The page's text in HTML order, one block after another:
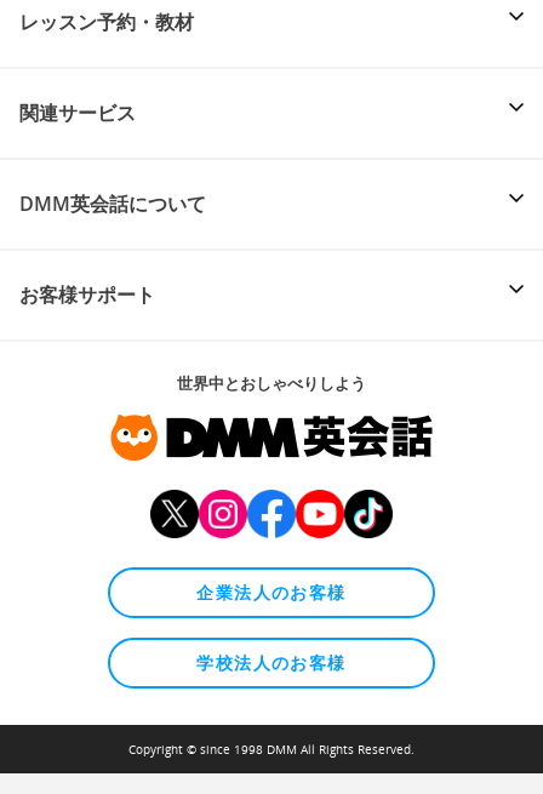
レッスン予約・教材
関連サービス
DMM英会話について
お客様サポート
世界中とおしゃべりしよう
企業法人のお客様
学校法人のお客様
Copyright © since 1998 DMM All Rights Reserved.